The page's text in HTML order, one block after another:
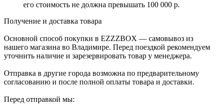
его стоимость не должна превышать 100 000 р.
Получение и доставка товара
Основной способ покупки в EZZZBOX — самовывоз из
нашего магазина во Владимире. Перед поездкой рекомендуем
уточнить наличие и зарезервировать товар у менеджера.
Отправка в другие города возможна по предварительному
согласованию и после полной оплаты товара и доставки.
Перед отправкой мы: